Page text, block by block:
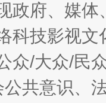
政府、媒
科技影视
众/大众/民
共意识、